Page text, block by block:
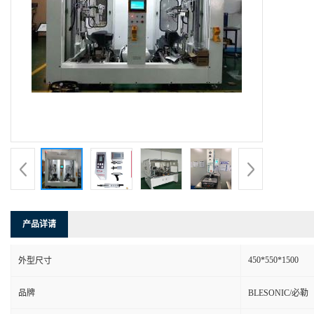
产品详请
外型尺寸 450*550*1500
品牌 BLESONIC/必勒